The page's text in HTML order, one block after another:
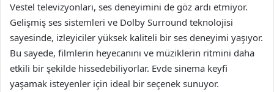
Vestel televizyonları, ses deneyimini de göz ardı etmiyor.
Gelişmiş ses sistemleri ve Dolby Surround teknolojisi
sayesinde, izleyiciler yüksek kaliteli bir ses deneyimi yaşıyor.
Bu sayede, filmlerin heyecanını ve müziklerin ritmini daha
etkili bir şekilde hissedebiliyorlar. Evde sinema keyfi
yaşamak isteyenler için ideal bir seçenek sunuyor.